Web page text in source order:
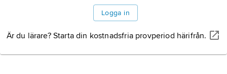
Logga in
Är du lärare? Starta din kostnadsfria provperiod härifrån.